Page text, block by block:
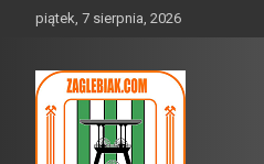
piątek, 7 sierpnia, 2026